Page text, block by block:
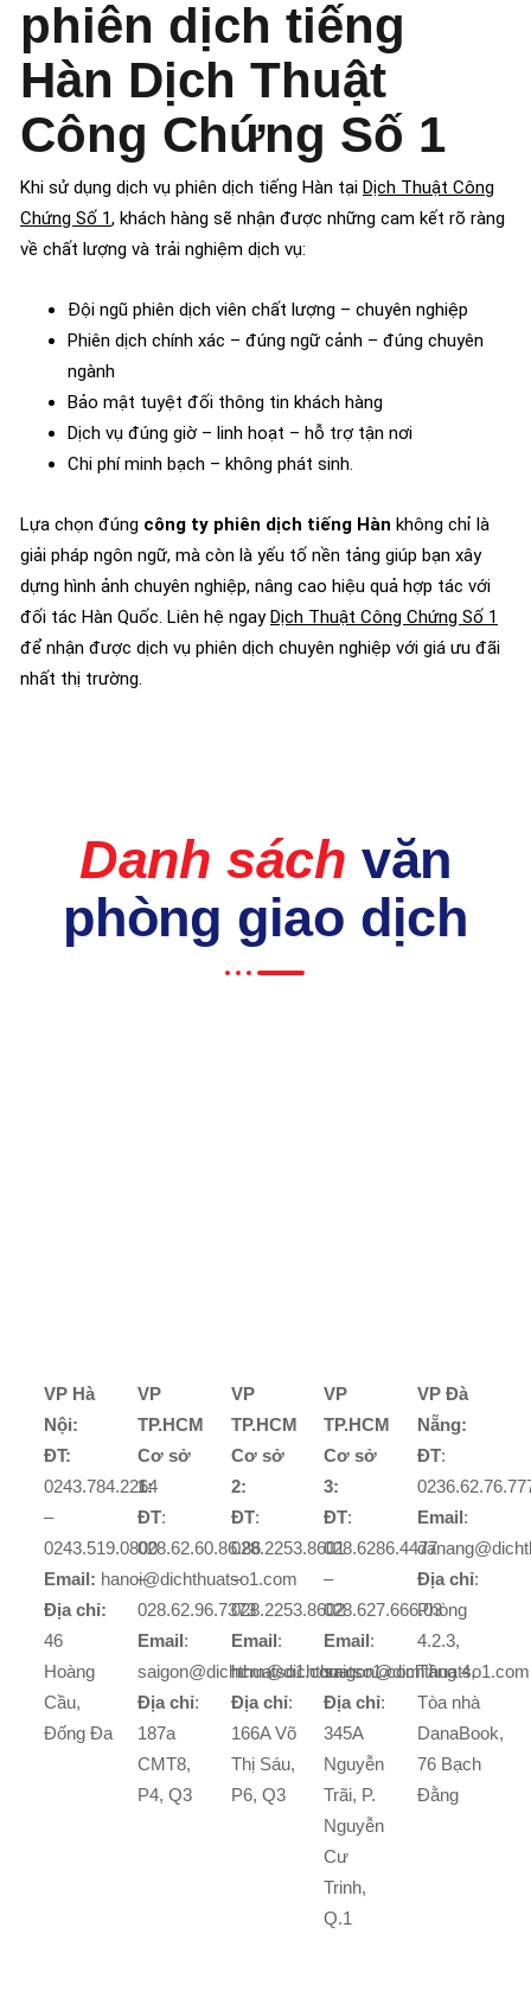
phiên dịch tiếng
Hàn Dịch Thuật
Công Chứng Số 1
Khi sử dụng dịch vụ phiên dịch tiếng Hàn tại Dịch Thuật Công
Chứng Số 1, khách hàng sẽ nhận được những cam kết rõ ràng
về chất lượng và trải nghiệm dịch vụ:
Đội ngũ phiên dịch viên chất lượng – chuyên nghiệp
Phiên dịch chính xác – đúng ngữ cảnh – đúng chuyên
ngành
Bảo mật tuyệt đối thông tin khách hàng
Dịch vụ đúng giờ – linh hoạt – hỗ trợ tận nơi
Chi phí minh bạch – không phát sinh.
Lựa chọn đúng công ty phiên dịch tiếng Hàn không chỉ là
giải pháp ngôn ngữ, mà còn là yếu tố nền tảng giúp bạn xây
dựng hình ảnh chuyên nghiệp, nâng cao hiệu quả hợp tác với
đối tác Hàn Quốc. Liên hệ ngayDịch Thuật Công Chứng Số 1
để nhận được dịch vụ phiên dịch chuyên nghiệp với giá ưu đãi
nhất thị trường.
Danh sách văn
phòng giao dịch
VP Hà
Nội:
ĐT:
0243.784.2264
–
0243.519.0800
Email: hanoi@dichthuatso1.com
Địa chỉ:
46
Hoàng
Cầu,
Đống Đa
VP
TP.HCM
Cơ sở
1:
ĐT:
028.62.60.86.86
–
028.62.96.7373
Email:
saigon@dichthuatso1.com
Địa chỉ:
187a
CMT8,
P4, Q3
VP
TP.HCM
Cơ sở
2:
ĐT:
028.2253.8601
–
028.2253.8602
Email:
hcm@dichthuatso1.com
Địa chỉ:
166A Võ
Thị Sáu,
P6, Q3
VP
TP.HCM
Cơ sở
3:
ĐT:
028.6286.4477
–
028.627.666.03
Email:
saigon@dichthuatso1.com
Địa chỉ:
345A
Nguyễn
Trãi, P.
Nguyễn
Cư
Trinh,
Q.1
VP Đà
Nẵng:
ĐT:
Email:
Địa chỉ:
Phòng
4.2.3,
Tầng 4,
Tòa nhà
DanaBook,
76 Bạch
Đằng